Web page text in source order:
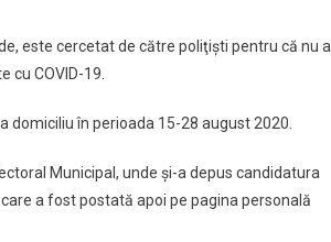
este cercetat de către poliţişti pentru că nu a
COVID-19.
domiciliu în perioada 15-28 august 2020.
Municipal, unde şi-a depus candidatura
a fost postată apoi pe pagina personală